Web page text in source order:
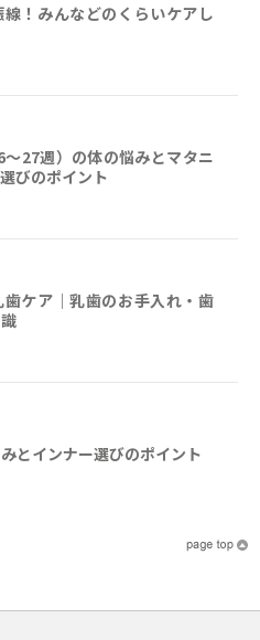
！みんなどのくらいケアし
27週）の体の悩みとマタニ
びのポイント
ケア｜乳歯のお手入れ・歯
とインナー選びのポイント